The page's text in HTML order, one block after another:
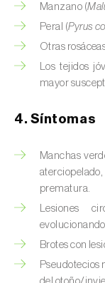
Manzano (
Peral (Pyrus
Otras
Los tejidos
mayor
4. Síntomas
Manchas
prematura.
Lesiones
Brotes con
Pseudotecios